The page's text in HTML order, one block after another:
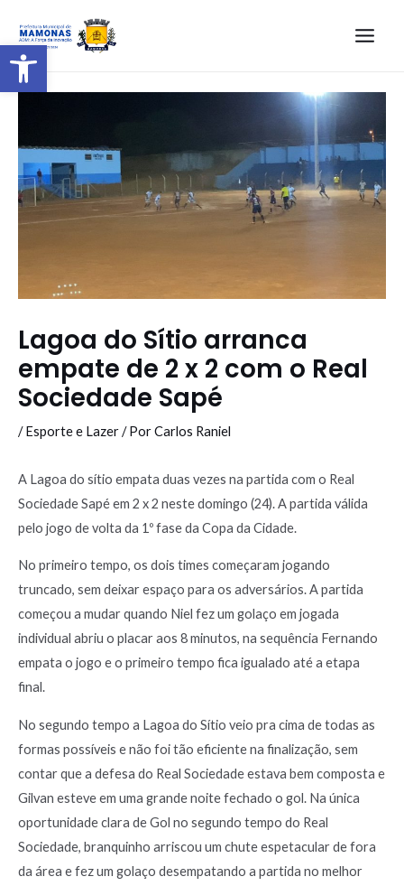
Barra de Ferramentas Aberta
Lagoa do Sítio arranca
empate de 2 x 2 com o Real
Sociedade Sapé
/Esporte e Lazer/ PorCarlos Raniel
A Lagoa do sítio empata duas vezes na partida com o Real
Sociedade Sapé em 2 x 2 neste domingo (24). A partida válida
pelo jogo de volta da 1º fase da Copa da Cidade.
No primeiro tempo, os dois times começaram jogando
truncado, sem deixar espaço para os adversários. A partida
começou a mudar quando Niel fez um golaço em jogada
individual abriu o placar aos 8 minutos, na sequência Fernando
empata o jogo e o primeiro tempo fica igualado até a etapa
final.
No segundo tempo a Lagoa do Sítio veio pra cima de todas as
formas possíveis e não foi tão eficiente na finalização, sem
contar que a defesa do Real Sociedade estava bem composta e
Gilvan esteve em uma grande noite fechado o gol. Na única
oportunidade clara de Gol no segundo tempo do Real
Sociedade, branquinho arriscou um chute espetacular de fora
da área e fez um golaço desempatando a partida no melhor